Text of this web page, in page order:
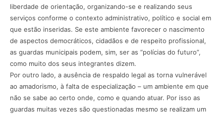
liberdade de orientação, organizando-se e realizando seus
serviços conforme o contexto administrativo, político e social em
que estão inseridas. Se este ambiente favorecer o nascimento
de aspectos democráticos, cidadãos e de respeito profissional,
as guardas municipais podem, sim, ser as “polícias do futuro”,
como muito dos seus integrantes dizem.
Por outro lado, a ausência de respaldo legal as torna vulnerável
ao amadorismo, à falta de especialização – um ambiente em que
não se sabe ao certo onde, como e quando atuar. Por isso as
guardas muitas vezes são questionadas mesmo se realizam um